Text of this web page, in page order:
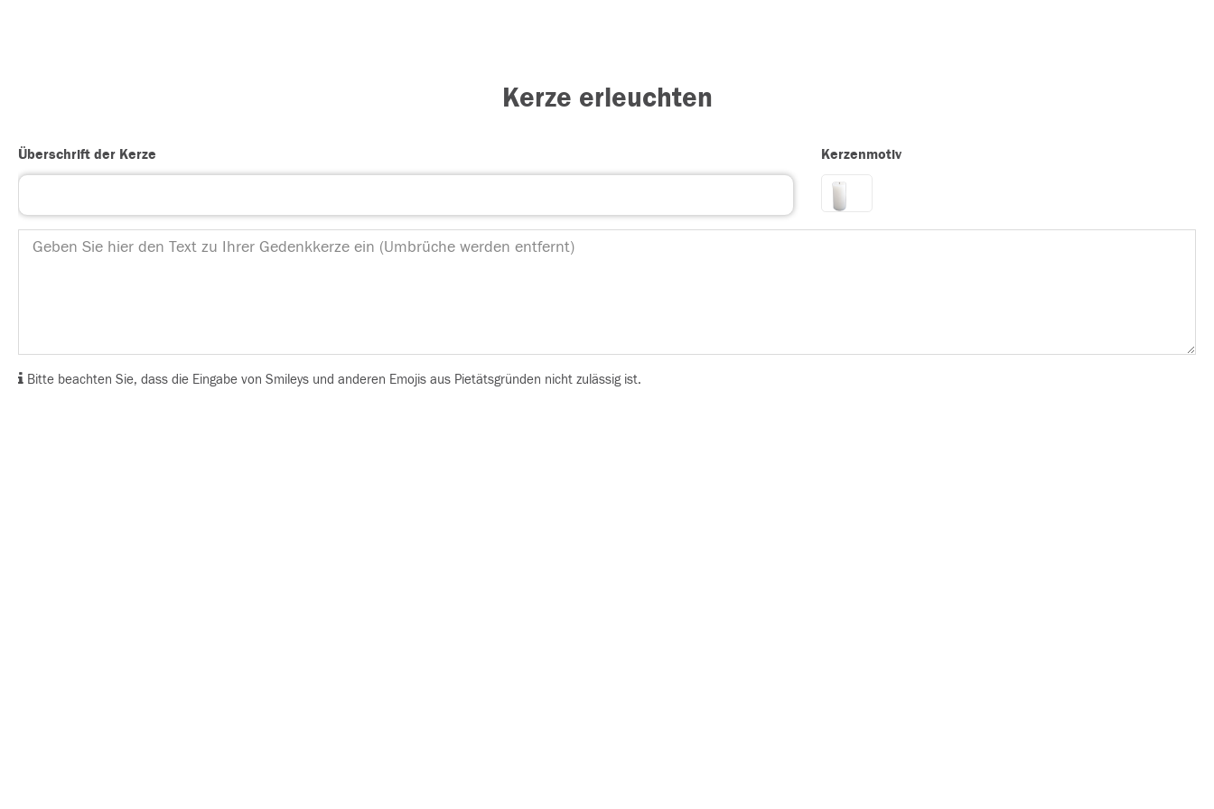
Kerze erleuchten
Überschrift der Kerze Kerzenmotiv
Bitte beachten Sie, dass die Eingabe von Smileys und anderen Emojis aus Pietätsgründen nicht zulässig ist.